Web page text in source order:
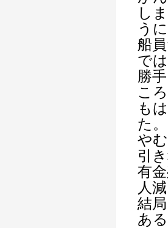
し
う
船
では
勝
ころ
も
た。
や
引
有
人
結
ある